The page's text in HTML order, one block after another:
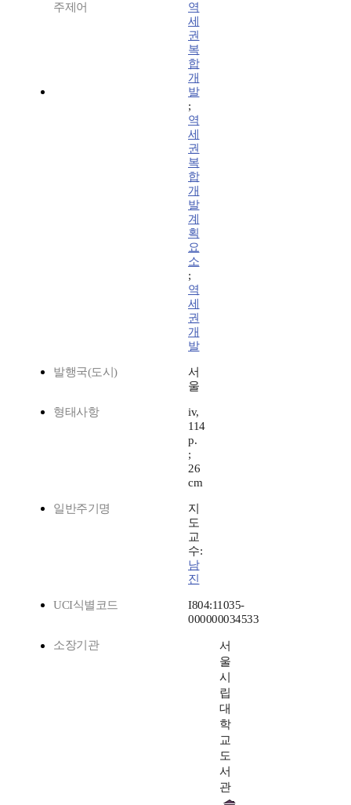
주제어
역
세
권
복
합
개
발
;
역
세
권
복
합
개
발
계
획
요
소
;
역
세
권
개
발
발행국(도시)
서
울
형태사항
iv,
114
p.
;
26
cm
일반주기명
지
도
교
수:
남
진
UCI식별코드
I804:11035-
000000034533
소장기관
서
울
시
립
대
학
교
도
서
관